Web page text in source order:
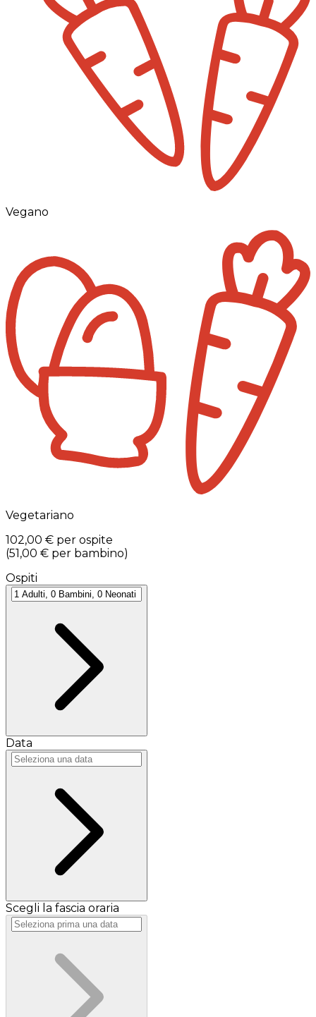
Vegano
Vegetariano
102,00 € per ospite
(51,00 € per bambino)
Ospiti
Data
Scegli la fascia oraria